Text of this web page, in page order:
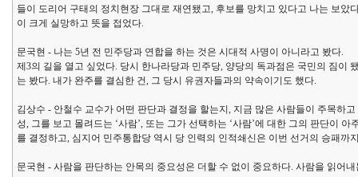
들이 도리어 구태의 정치현장 그대로 재연됐고, 후보를 망치고 있다고 나는 보
이 크게 실망하고 뜻을 접었다.
문국현 - 나는 5년 전 민주당과 연합을 하는 것은 시대적 사명이 아니라고 봤다.
제3의 길을 열고 싶었다. 당시 한나라당과 민주당, 양당의 독과점은 국민의 짐이
는 봤다. 내가 완주를 결심한 건, 그 당시 유권자들과의 약속이기도 했다.
김상수 - 안철수 교수가 어떤 판단과 결정을 할는지, 지금 많은 사람들이 주목하
성, 그를 보고 몰려드는 ‘사람’, 또는 그가 선택하는 ‘사람’에 대한 그의 판단이
를 결정하고, 심지어 민주통합당 역시 당 인력의 인적쇄신은 이번 선거의 승패까
문국현 - 사람을 판단하는 안목의 중요성은 더할 수 없이 중요하다. 사람을 읽어